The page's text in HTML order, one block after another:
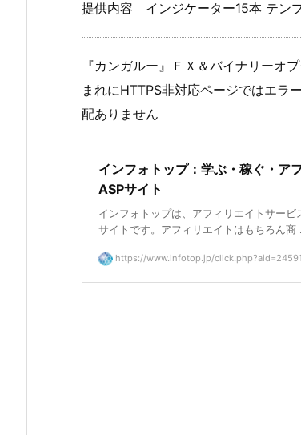
提供内容 インジケーター15本 テン
『カンガルー』ＦＸ＆バイナリーオ
まれにHTTPS非対応ページではエラ
配ありません
インフォトップ：学ぶ・稼ぐ・ア
ASPサイト
インフォトップは、アフィリエイトサービ
サイトです。アフィリエイトはもちろん商
https://www.infotop.jp/